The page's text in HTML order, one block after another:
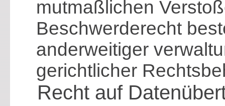
mutmaßlichen
Beschwerderecht
anderweitiger
gerichtlicher
Recht auf